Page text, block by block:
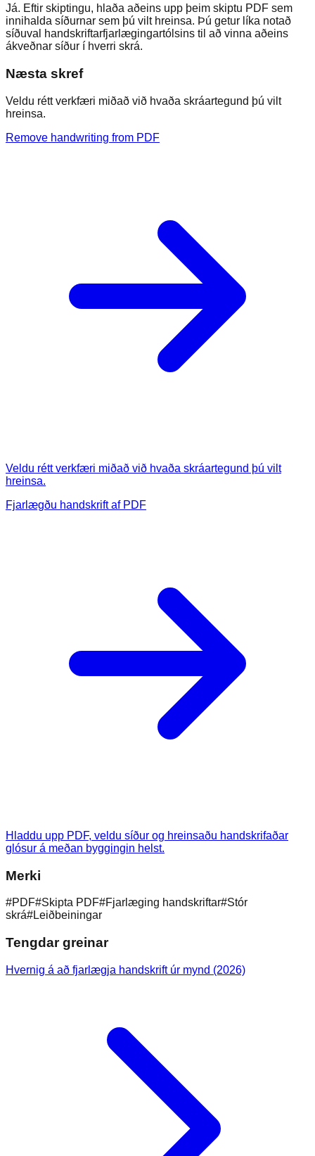
Já. Eftir skiptingu, hlaða aðeins upp þeim skiptu PDF sem
innihalda síðurnar sem þú vilt hreinsa. Þú getur líka notað
síðuval handskriftarfjarlægingartólsins til að vinna aðeins
ákveðnar síður í hverri skrá.
Næsta skref
Veldu rétt verkfæri miðað við hvaða skráartegund þú vilt
hreinsa.
Remove handwriting from PDF
Veldu rétt verkfæri miðað við hvaða skráartegund þú vilt
hreinsa.
Fjarlægðu handskrift af PDF
Hladdu upp PDF, veldu síður og hreinsaðu handskrifaðar
glósur á meðan byggingin helst.
Merki
#PDF#Skipta PDF#Fjarlæging handskriftar#Stór
skrá#Leiðbeiningar
Tengdar greinar
Hvernig á að fjarlægja handskrift úr mynd (2026)